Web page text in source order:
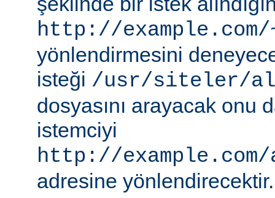
http://
yönlendirmesini
isteği /usr/siteler/
dosyasını arayacak onu
istemciyi
http://
adresine yönlendirecektir.